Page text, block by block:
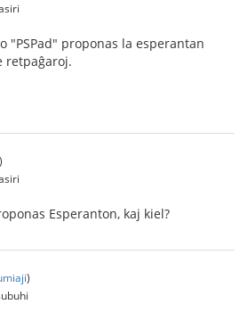
"PSPad" proponas la esperantan
retpaĝaroj.
)
Esperanton, kaj kiel?
)